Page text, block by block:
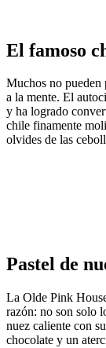
El famoso
Muchos no pueden
a la mente. El
y ha logrado
chile finamente
olvides de las
Pastel de
La Olde Pink
razón: no son solo
nuez caliente con
chocolate y un